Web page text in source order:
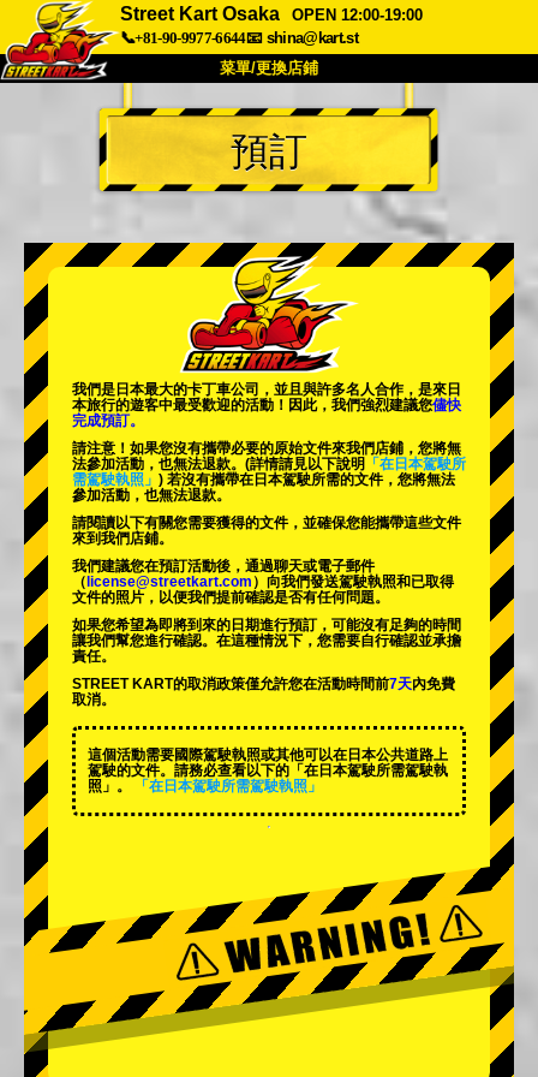
Street Kart Osaka
OPEN 12:00-19:00
📞+81-90-9977-6644📧 shina@kart.st
菜單/更換店鋪
首頁
關於 規格 價格
公司 預訂
更換店鋪
東京秋葉原#2
東京澀谷附屬 東京灣
東京淺草 大阪
沖繩
預訂
我們是日本最大的卡丁車公司，並且與許多名人合作，是來日
本旅行的遊客中最受歡迎的活動 ！因此，我們強烈建議您儘快
完成預訂。
請注意！如果您沒有攜帶必要的原始文件來我們店鋪，您將無
法參加活動，也無法退款。 (詳情請見以下說明
「在日本駕駛所
需駕駛執照」 ) 若沒有攜帶在日本駕駛所需的文件，您將無法
參加活動，也無法退款。
請閱讀以下有關您需要獲得的文件，並確保您能攜帶這些文件
來到我們店鋪。
我們建議您在預訂活動後，通過聊天或電子郵件
（ license@streetkart.com ）向我們發送駕駛執照和已取得
文件的照片，以便我們提前確認是否有任何問題。
如果您希望為即將到來的日期進行預訂，可能沒有足夠的時間
讓我們幫您進行確認。在這種情況下，您需要自行確認並承擔
責任。
STREET KART的取消政策僅允許您在活動時間前7天內免費
取消。
這個活動需要國際駕駛執照或其他可以在日本公共道路上
駕駛的文件。請務必查看以下的「在日本駕駛所需駕駛執
照」。
「在日本駕駛所需駕駛執照」